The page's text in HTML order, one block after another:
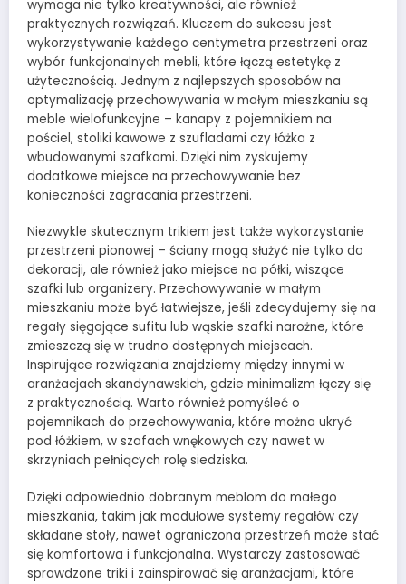
wymaga nie tylko kreatywności, ale również
praktycznych rozwiązań. Kluczem do sukcesu jest
wykorzystywanie każdego centymetra przestrzeni oraz
wybór funkcjonalnych mebli, które łączą estetykę z
użytecznością. Jednym z najlepszych sposobów na
optymalizację przechowywania w małym mieszkaniu są
meble wielofunkcyjne – kanapy z pojemnikiem na
pościel, stoliki kawowe z szufladami czy łóżka z
wbudowanymi szafkami. Dzięki nim zyskujemy
dodatkowe miejsce na przechowywanie bez
konieczności zagracania przestrzeni.
Niezwykle skutecznym trikiem jest także wykorzystanie
przestrzeni pionowej – ściany mogą służyć nie tylko do
dekoracji, ale również jako miejsce na półki, wiszące
szafki lub organizery. Przechowywanie w małym
mieszkaniu może być łatwiejsze, jeśli zdecydujemy się na
regały sięgające sufitu lub wąskie szafki narożne, które
zmieszczą się w trudno dostępnych miejscach.
Inspirujące rozwiązania znajdziemy między innymi w
aranżacjach skandynawskich, gdzie minimalizm łączy się
z praktycznością. Warto również pomyśleć o
pojemnikach do przechowywania, które można ukryć
pod łóżkiem, w szafach wnękowych czy nawet w
skrzyniach pełniących rolę siedziska.
Dzięki odpowiednio dobranym meblom do małego
mieszkania, takim jak modułowe systemy regałów czy
składane stoły, nawet ograniczona przestrzeń może stać
się komfortowa i funkcjonalna. Wystarczy zastosować
sprawdzone triki i zainspirować się aranżacjami, które